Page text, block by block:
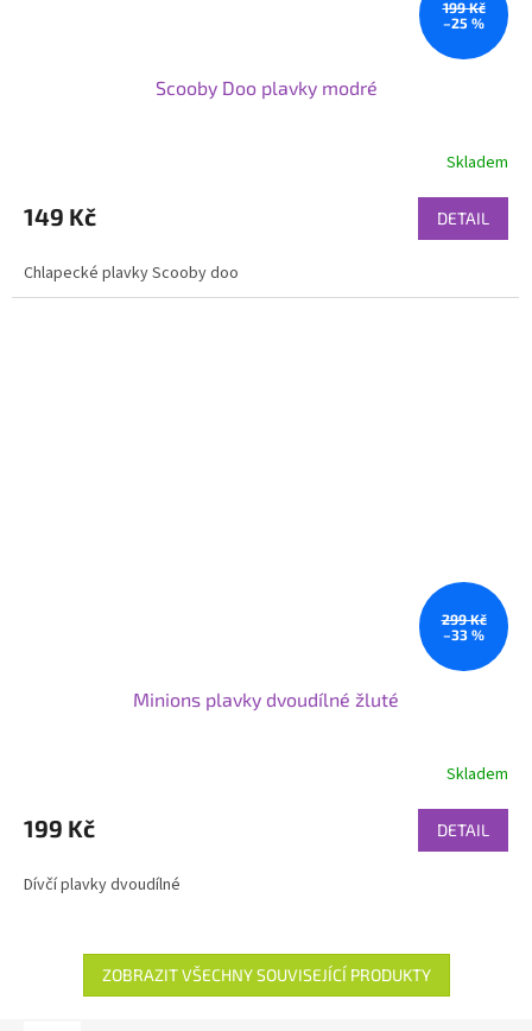
199 Kč
–25 %
Scooby Doo plavky modré
Skladem
149 Kč DETAIL
Chlapecké plavky Scooby doo
299 Kč
–33 %
Minions plavky dvoudílné žluté
Skladem
199 Kč DETAIL
Dívčí plavky dvoudílné
ZOBRAZIT VŠECHNY SOUVISEJÍCÍ PRODUKTY